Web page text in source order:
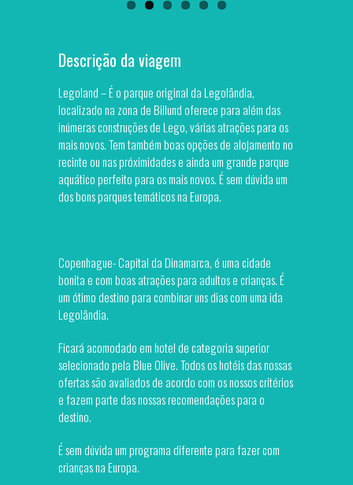
Descrição da viagem
Legoland – É o parque original da Legolândia,
localizado na zona de Billund oferece para além das
inúmeras construções de Lego, várias atrações para os
mais novos. Tem também boas opções de alojamento no
recinte ou nas próximidades e ainda um grande parque
aquático perfeito para os mais novos. É sem dúvida um
dos bons parques temáticos na Europa.
​Copenhague- Capital da Dinamarca, é uma cidade
bonita e com boas atrações para adultos e crianças. É
um ótimo destino para combinar uns dias com uma ida
Legolândia.
Ficará acomodado em hotel de categoria superior
selecionado pela Blue Olive. Todos os hotéis das nossas
ofertas são avaliados de acordo com os nossos critérios
e fazem parte das nossas recomendações para o
destino.
É sem dúvida um programa diferente para fazer com
crianças na Europa.